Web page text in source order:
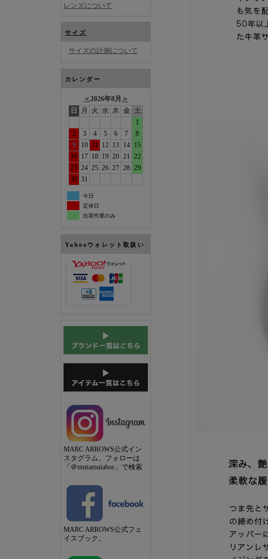
レンズについて
サイズ
サイズの計測について
カレンダー
＜ 2026年8月 ＞
日
月 火 水 木 金 土
1
2
3 4 5 6 7
8
9
10 11 12 13 14
15
16 17 18 19 20 21 22
23 24 25 26 27 28 29
30 31
今日
定休日
出荷作業のみ
Yahooウォレット取扱い
MARC ARROWS公式イン
スタグラム。フォローは
「＠mutamutabor」で検索
MARC ARROWS公式フェ
イスブック。